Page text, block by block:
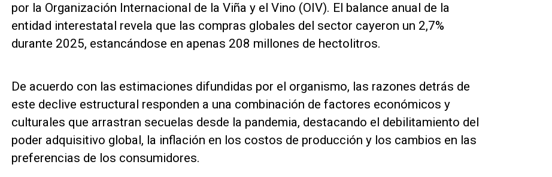
por la Organización Internacional de la Viña y el Vino (OIV). El balance anual de la
entidad interestatal revela que las compras globales del sector cayeron un 2,7%
durante 2025, estancándose en apenas 208 millones de hectolitros.
De acuerdo con las estimaciones difundidas por el organismo, las razones detrás de
este declive estructural responden a una combinación de factores económicos y
culturales que arrastran secuelas desde la pandemia, destacando el debilitamiento del
poder adquisitivo global, la inflación en los costos de producción y los cambios en las
preferencias de los consumidores.